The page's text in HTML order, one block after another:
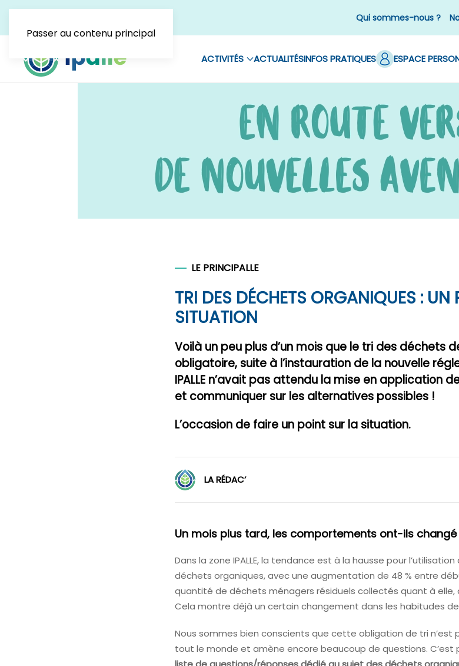
Passer au contenu principal
Qui sommes-nous ?
ACTIVITÉS ACTUALITÉSINFOS PRATIQUES ESPACE
LE PRINCIPALLE
TRI DES DÉCHETS ORGANIQUES : UN
SITUATION
Voilà un peu plus d’un mois que le tri des déchets
obligatoire, suite à l’instauration de la nouvelle
IPALLE n’avait pas attendu la mise en application
et communiquer sur les alternatives possibles !
L’occasion de faire un point sur la situation.
LA RÉDAC’
Un mois plus tard, les comportements ont-ils changé
Dans la zone IPALLE, la tendance est à la hausse pour
déchets organiques, avec une augmentation de 48 % entre
quantité de déchets ménagers résiduels collectés quant à elle,
Cela montre déjà un certain changement dans les habitudes
Nous sommes bien conscients que cette obligation de tri
tout le monde et amène encore beaucoup de questions. C’est